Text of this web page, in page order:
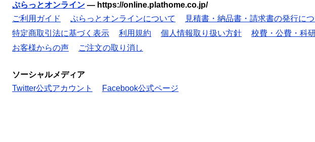
ぷらっとオンライン — https://online.plathome.co.jp/
ご利用ガイド
ぷらっとオンラインについて 見積書・納品書・請求書の発行に
特定商取引法に基づく表示
利用規約 個人情報取り扱い方針 校費・公費・科
お客様からの声
ご注文の取り消し
ソーシャルメディア
Twitter公式アカウント
Facebook公式ページ